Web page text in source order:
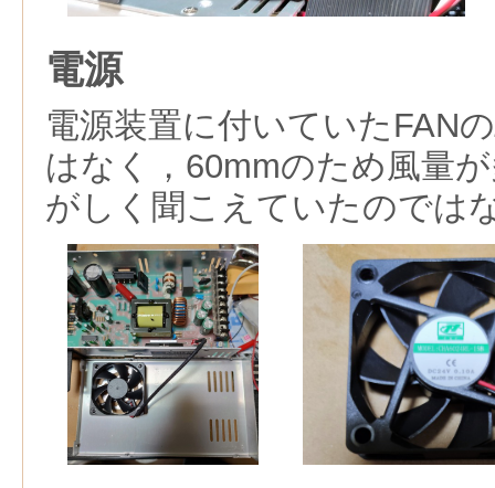
電源
電源装置に付いていたFAN
はなく，60mmのため風量
がしく聞こえていたのでは